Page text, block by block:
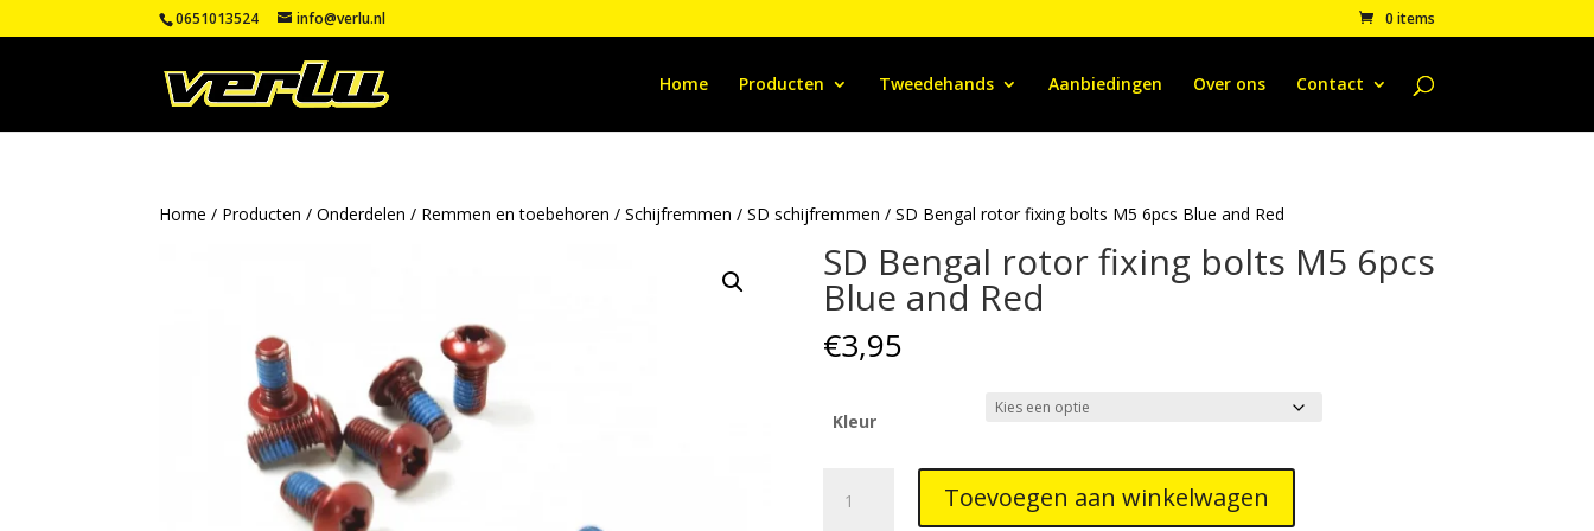
0651013524 info@verlu.nl 0 items
Home Producten Tweedehands Aanbiedingen Over ons Contact
Home / Producten /Onderdelen / Remmen en toebehoren /Schijfremmen /SD schijfremmen / SD Bengal rotor fixing bolts M5 6pcs Blue and Red
SD Bengal rotor fixing bolts M5 6pcs
Blue and Red
€3,95
Kleur
Bengal
Toevoegen aan winkelwagen